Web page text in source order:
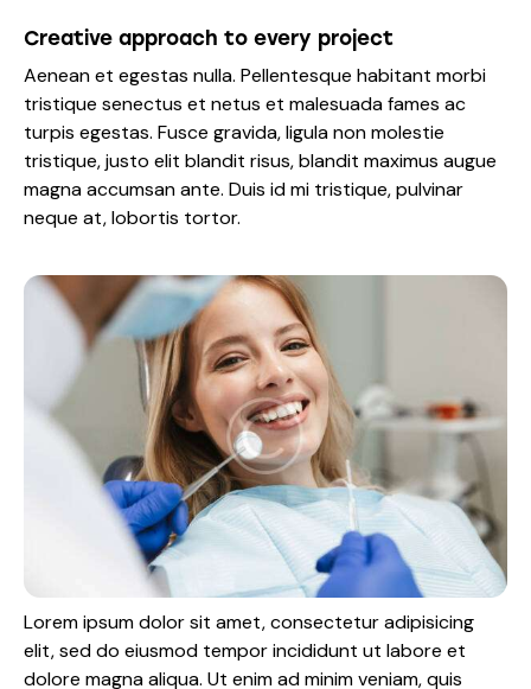
Creative approach to every project
Aenean et egestas nulla. Pellentesque habitant morbi
tristique senectus et netus et malesuada fames ac
turpis egestas. Fusce gravida, ligula non molestie
tristique, justo elit blandit risus, blandit maximus augue
magna accumsan ante. Duis id mi tristique, pulvinar
neque at, lobortis tortor.
Lorem ipsum dolor sit amet, consectetur adipisicing
elit, sed do eiusmod tempor incididunt ut labore et
dolore magna aliqua. Ut enim ad minim veniam, quis